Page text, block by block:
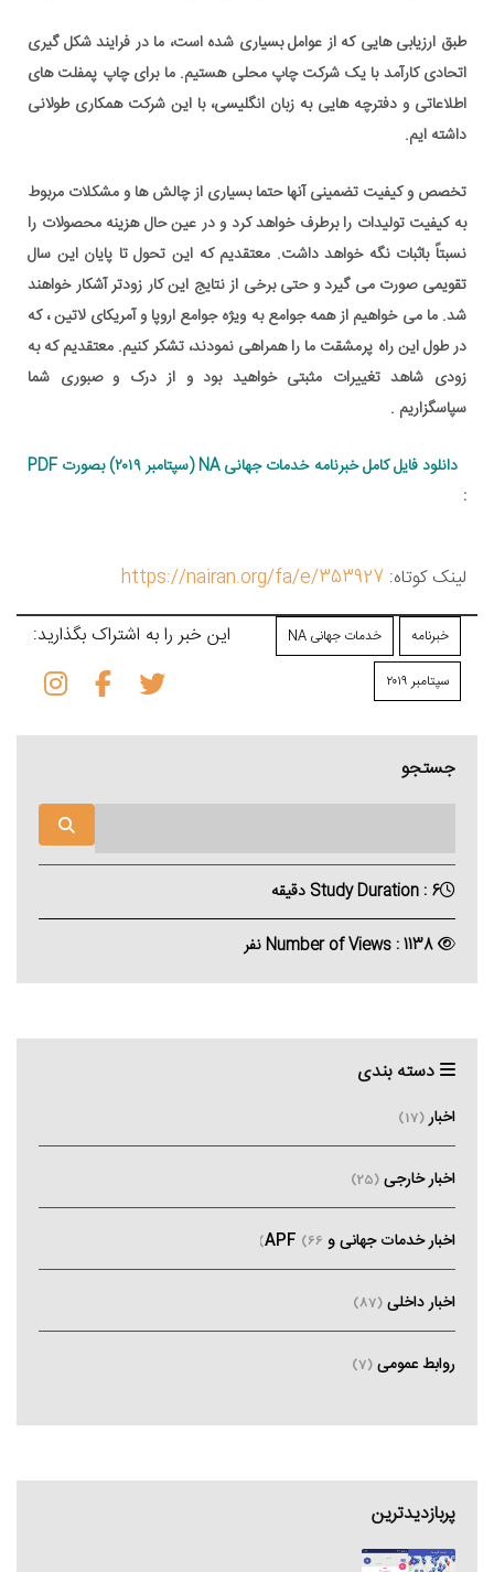
طبق ارزیابی هایی که از عوامل بسیاری شده است، ما در فرایند شکل گیری
اتحادی کارآمد با یک شرکت چاپ محلی هستیم. ما برای چاپ پمفلت های
اطلاعاتی و دفترچه هایی به زبان انگلیسی، با این شرکت همکاری طولانی
داشته ایم.
تخصص و کیفیت تضمینی آنها حتما بسیاری از چالش ها و مشکلات مربوط
به کیفیت تولیدات را برطرف خواهد کرد و در عین حال هزینه محصولات را
نسبتاً باثبات نگه خواهد داشت. معتقدیم که این تحول تا پایان این سال
تقویمی صورت می گیرد و حتی برخی از نتایج این کار زودتر آشکار خواهند
شد. ما می خواهیم از همه جوامع به ویژه جوامع اروپا و آمریکای لاتین ، که
در طول این راه پرمشقت ما را همراهی نمودند، تشکر کنیم. معتقدیم که به
زودی شاهد تغییرات مثبتی خواهید بود و از درک و صبوری شما
سپاسگزاریم .
دانلود فایل کامل
خبرنامه خدمات جهانی NA (سپتامبر ۲۰۱۹) بصورت PDF
:
لینک کوتاه: https://nairan.org/fa/e/353927
خبرنامه خدمات جهانی NA
سپتامبر ۲۰۱۹
این خبر را به اشتراک بگذارید:
جستجو
Study Duration : 6 دقیقه
دسته بندی
اخبار(17)
اخبار خارجی (25)
اخبار خدمات جهانی و APF (66)
اخبار داخلی (87)
روابط عمومی (7)
پربازدیدترین